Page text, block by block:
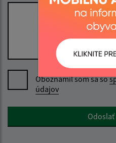
Oboznámil som sa so
údajov
Google reCaptcha Response